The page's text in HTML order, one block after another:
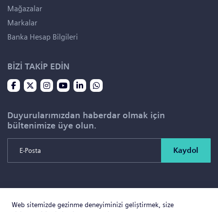
Web sitemizde gezinme deneyiminizi geliştirmek, size
Mağazalar
Markalar
Banka Hesap Bilgileri
BİZİ TAKİP EDİN
Duyurularımızdan haberdar olmak için
bültenimize üye olun.
Kaydol
GAYRİMENKUL İNŞAAT TİCARET LTD.ŞTİ. Tüm Hakları